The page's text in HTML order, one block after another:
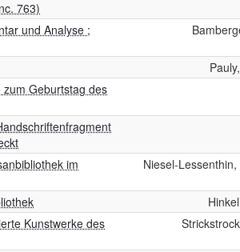
763)
und Analyse ;
zum Geburtstag des
im
Niesel-
Kunstwerke des